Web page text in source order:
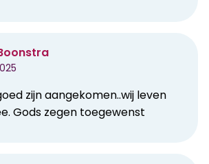
zijn aangekomen..wij leven
Gods zegen toegewenst